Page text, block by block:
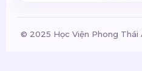
© 2025 Học Viện Phong